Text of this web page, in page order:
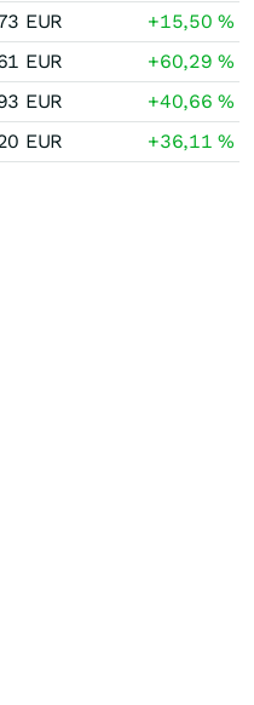
EUR +15,50%
EUR +60,29%
EUR +40,66%
EUR +36,11%